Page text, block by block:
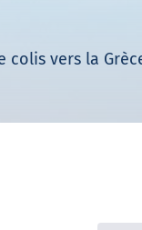
vers la